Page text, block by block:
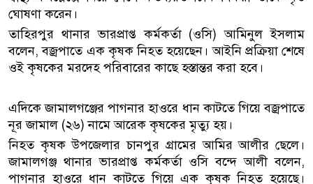
ঘোষণা করেন।
তাহিরপুর থানার ভারপ্রাপ্ত কর্মকর্তা (ওসি) আমিনুল ইসলাম
বলেন, বজ্রপাতে এক কৃষক নিহত হয়েছেন। আইনি প্রক্রিয়া শেষে
ওই কৃষকের মরদেহ পরিবারের কাছে হস্তান্তর করা হবে।
এদিকে জামালগঞ্জের পাগনার হাওরে ধান কাটতে গিয়ে বজ্রপাতে
নূর জামাল (২৬) নামে আরেক কৃষকের মৃত্যু হয়।
নিহত কৃষক উপজেলার চানপুর গ্রামের আমির আলীর ছেলে।
জামালগঞ্জ থানার ভারপ্রাপ্ত কর্মকর্তা ওসি বন্দে আলী বলেন,
পাগনার হাওরে ধান কাটতে গিয়ে এক কৃষক নিহত হয়েছে।